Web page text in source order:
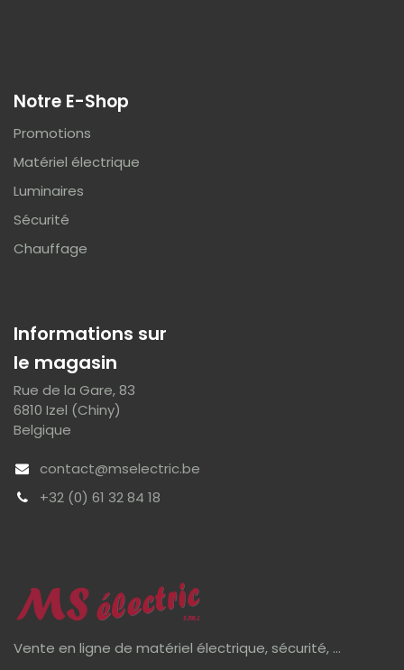
Informations sur
le magasin
Rue de la Gare, 83
6810 Izel (Chiny)
Belgique
contact@mselectric.be
+32 (0) 61 32 84 18
Vente en ligne de matériel électrique, sécurité, ...
Notre E-Shop
Promotions
Matériel électrique
Luminaires
Sécurité
Chauffage